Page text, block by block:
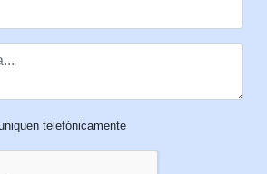
telefónicamente